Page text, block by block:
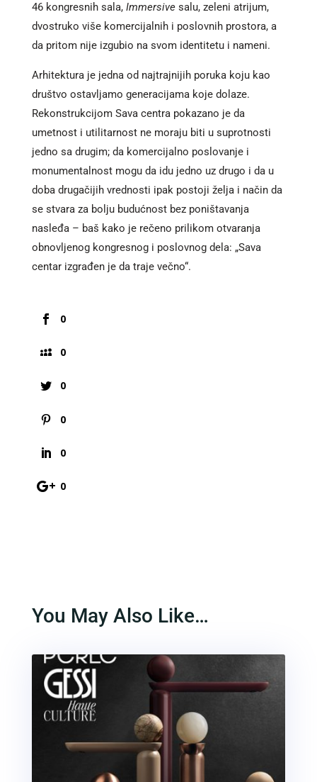
46 kongresnih sala, Immersivesalu, zeleni atrijum,
dvostruko više komercijalnih i poslovnih prostora, a
da pritom nije izgubio na svom identitetu i nameni.
Arhitektura je jedna od najtrajnijih poruka koju kao
društvo ostavljamo generacijama koje dolaze.
Rekonstrukcijom Sava centra pokazano je da
umetnost i utilitarnost ne moraju biti u suprotnosti
jedno sa drugim; da komercijalno poslovanje i
monumentalnost mogu da idu jedno uz drugo i da u
doba drugačijih vrednosti ipak postoji želja i način da
se stvara za bolju budućnost bez poništavanja
nasleđa – baš kako je rečeno prilikom otvaranja
obnovljenog kongresnog i poslovnog dela: „Sava
centar izgrađen je da traje večno“.
0
0
0
0
0
0
You May Also Like…